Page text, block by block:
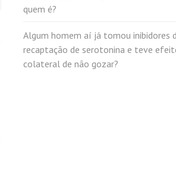
quem é?
Algum homem aí já tomou inibidores
recaptação de serotonina e teve
colateral de não gozar?